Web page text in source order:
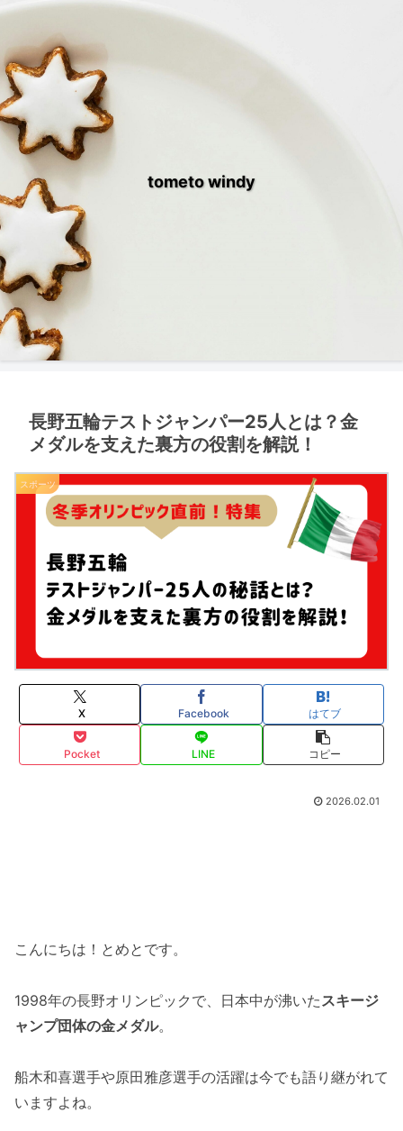
tometo windy
長野五輪テストジャンパー25人とは？金
メダルを支えた裏方の役割を解説！
スポーツ
X Facebook はてブ
Pocket LINE コピー
2026.02.01
こんにちは！とめとです。
1998年の長野オリンピックで、日本中が沸いたスキージ
ャンプ団体の金メダル。
船木和喜選手や原田雅彦選手の活躍は今でも語り継がれて
いますよね。